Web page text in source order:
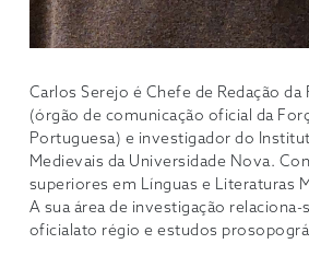
Carlos Serejo é Chefe de Redação da
(órgão de comunicação oficial da
Portuguesa) e investigador do
Medievais da Universidade Nova.
superiores em Línguas e Literaturas
A sua área de investigação
oficialato régio e estudos